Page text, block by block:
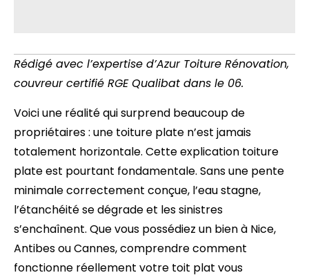
Rédigé avec l’expertise d’Azur Toiture Rénovation,
couvreur certifié RGE Qualibat dans le 06.
Voici une réalité qui surprend beaucoup de
propriétaires : une toiture plate n’est jamais
totalement horizontale. Cette explication toiture
plate est pourtant fondamentale. Sans une pente
minimale correctement conçue, l’eau stagne,
l’étanchéité se dégrade et les sinistres
s’enchaînent. Que vous possédiez un bien à Nice,
Antibes ou Cannes, comprendre comment
fonctionne réellement votre toit plat vous